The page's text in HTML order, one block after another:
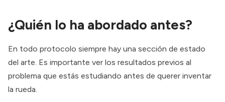
¿Quién lo ha abordado antes?
En todo protocolo siempre hay una sección de estado
del arte. Es importante ver los resultados previos al
problema que estás estudiando antes de querer inventar
la rueda.